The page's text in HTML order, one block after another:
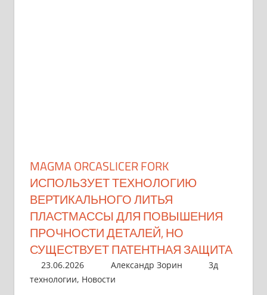
MAGMA ORCASLICER FORK
ИСПОЛЬЗУЕТ ТЕХНОЛОГИЮ
ВЕРТИКАЛЬНОГО ЛИТЬЯ
ПЛАСТМАССЫ ДЛЯ ПОВЫШЕНИЯ
ПРОЧНОСТИ ДЕТАЛЕЙ, НО
СУЩЕСТВУЕТ ПАТЕНТНАЯ ЗАЩИТА
23.06.2026 Александр Зорин
3д
технологии, Новости